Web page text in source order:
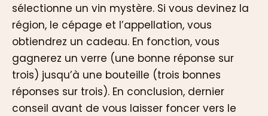
sélectionne un vin mystère. Si vous devinez la
région, le cépage et l’appellation, vous
obtiendrez un cadeau. En fonction, vous
gagnerez un verre (une bonne réponse sur
trois) jusqu’à une bouteille (trois bonnes
réponses sur trois). En conclusion, dernier
conseil avant de vous laisser foncer vers le